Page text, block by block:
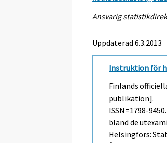
Ansvarig
Uppdaterad 6.3.2013
Instruktion för
Finlands
publikation].
ISSN=1798-
bland de
Helsingfors: